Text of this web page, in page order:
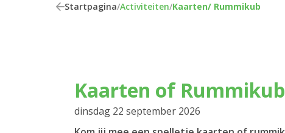
Startpagina/Activiteiten/Kaarten/ Rummikub
Kaarten of Rummikub
dinsdag 22 september 2026